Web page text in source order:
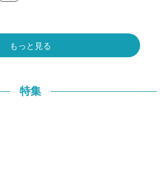
もっと見る
特集